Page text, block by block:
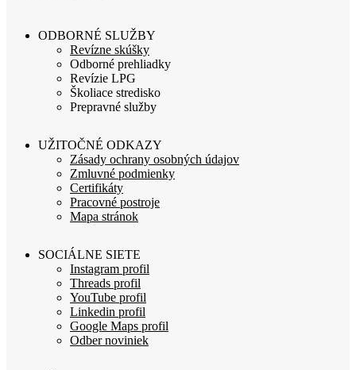
ODBORNÉ SLUŽBY
Revízne skúšky
Odborné prehliadky
Revízie LPG
Školiace stredisko
Prepravné služby
UŽITOČNÉ ODKAZY
Zásady ochrany osobných údajov
Zmluvné podmienky
Certifikáty
Pracovné postroje
Mapa stránok
SOCIÁLNE SIETE
Instagram profil
Threads profil
YouTube profil
Linkedin profil
Google Maps profil
Odber noviniek